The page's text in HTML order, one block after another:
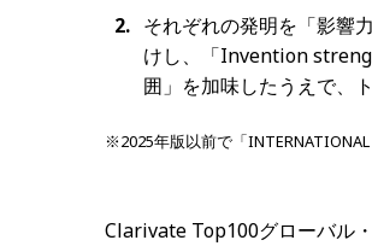
それぞれの発明を「影響
けし、「Invention
囲」を加味したうえで、
※2025年版以前で「INTERNATIONAL
Clarivate Top100グローバル